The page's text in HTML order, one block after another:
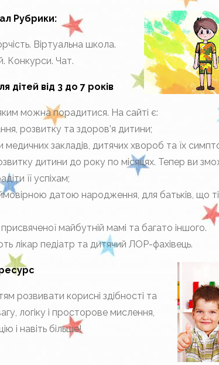
Рубрики:
Віртуальна школа.
Конкурси. Чат.
дітей від 3 до 7 років
можна порадитися. На сайті є:
розвитку та здоров’я дитини;
медичних закладів, дитячих хвороб та їх
дитини до року по місяцях. Тепер ви
її успіхам;
датою народження, для батьків, що
присвяченої майбутній мамі та багато іншого.
лікар педіатр та дитячий ЛОР-фахівець.
розвивати корисні здібності та
логіку і просторове мислення,
і навіть більше!